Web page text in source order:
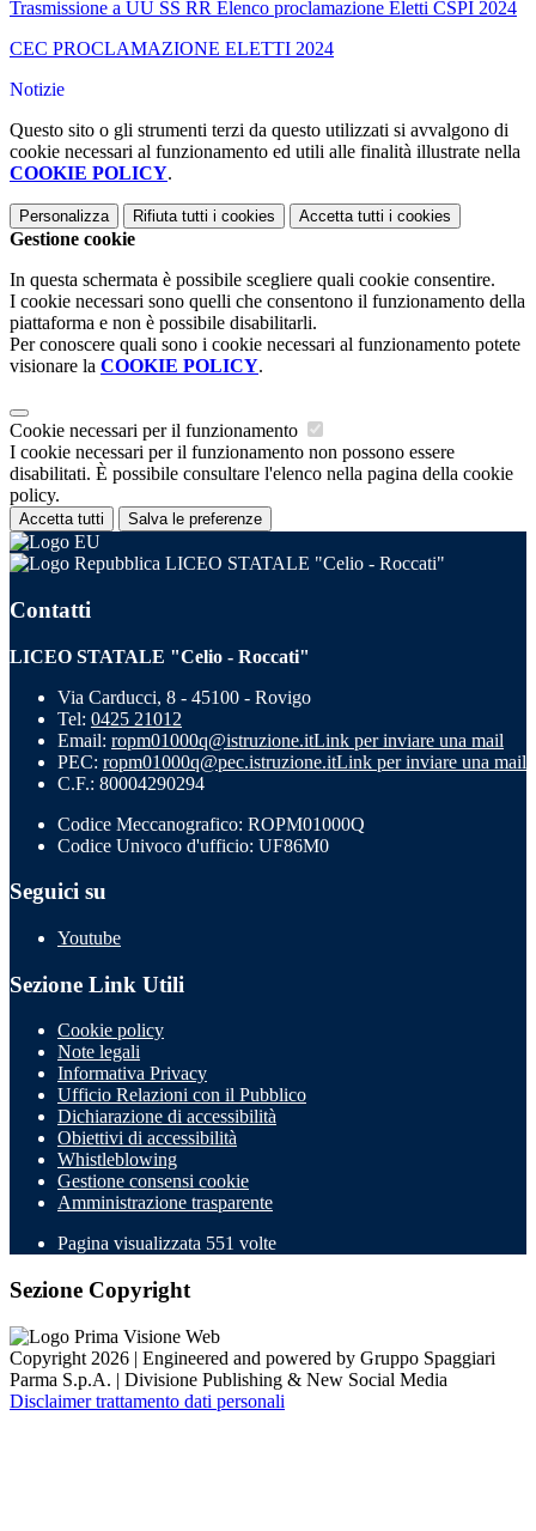
Trasmissione a UU SS RR Elenco proclamazione Eletti CSPI 2024
CEC PROCLAMAZIONE ELETTI 2024
Notizie
Questo sito o gli strumenti terzi da questo utilizzati si avvalgono di
cookie necessari al funzionamento ed utili alle finalità illustrate nella
COOKIE POLICY.
Personalizza Rifiuta tutti i cookies Accetta tutti i cookies
Gestione cookie
In questa schermata è possibile scegliere quali cookie consentire.
I cookie necessari sono quelli che consentono il funzionamento della
piattaforma e non è possibile disabilitarli.
Per conoscere quali sono i cookie necessari al funzionamento potete
visionare la COOKIE POLICY.
Cookie necessari per il funzionamento
I cookie necessari per il funzionamento non possono essere
disabilitati. È possibile consultare l'elenco nella pagina della cookie
policy.
Accetta tutti Salva le preferenze
LICEO STATALE "Celio - Roccati"
Contatti
LICEO STATALE "Celio - Roccati"
Via Carducci, 8 - 45100 - Rovigo
Tel: 0425 21012
Email: ropm01000q@istruzione.itLink per inviare una mail
PEC: ropm01000q@pec.istruzione.itLink per inviare una mail
C.F.: 80004290294
Codice Meccanografico: ROPM01000Q
Codice Univoco d'ufficio: UF86M0
Seguici su
Youtube
Sezione Link Utili
Cookie policy
Note legali
Informativa Privacy
Ufficio Relazioni con il Pubblico
Dichiarazione di accessibilità
Obiettivi di accessibilità
Whistleblowing
Gestione consensi cookie
Amministrazione trasparente
Pagina visualizzata 551 volte
Sezione Copyright
Copyright 2026 | Engineered and powered by Gruppo Spaggiari
Parma S.p.A. | Divisione Publishing & New Social Media
Disclaimer trattamento dati personali